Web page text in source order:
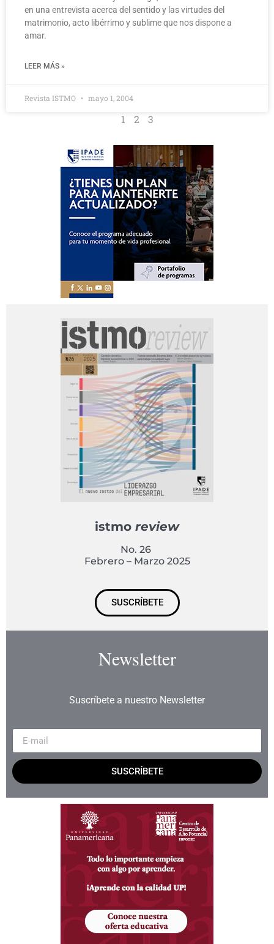
en una entrevista acerca del sentido y las virtudes del
matrimonio, acto libérrimo y sublime que nos dispone a
amar.
LEER MÁS »
Revista ISTMO mayo 1, 2004
1 2 3
istmo review
No. 26
Febrero – Marzo 2025
SUSCRÍBETE
Newsletter
Suscríbete a nuestro Newsletter
SUSCRÍBETE